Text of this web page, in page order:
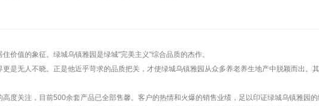
价值的象征。绿城乌镇雅园是绿城"完美主义"综合品质的杰作。
是无人不晓。正是他近乎苛求的品质把关，才使绿城乌镇雅园从众多养老养生地产中脱颖而出。
度关注，目前500余套产品已全部售馨。客户的热情和火爆的销售业绩，足以印证绿城乌镇雅园